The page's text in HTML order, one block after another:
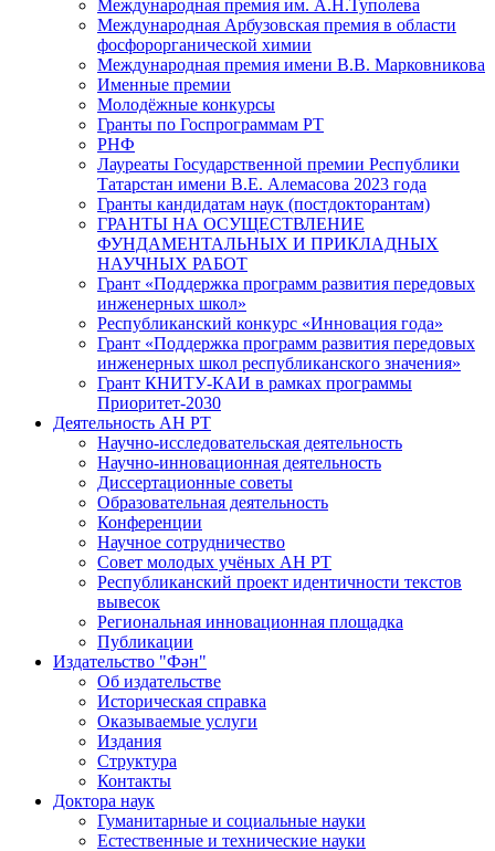
Международная премия им. А.Н.Туполева
Международная Арбузовская премия в области
фосфорорганической химии
Международная премия имени В.В. Марковникова
Именные премии
Молодёжные конкурсы
Гранты по Госпрограммам РТ
РНФ
Лауреаты Государственной премии Республики
Татарстан имени В.Е. Алемасова 2023 года
Гранты кандидатам наук (постдокторантам)
ГРАНТЫ НА ОСУЩЕСТВЛЕНИЕ
ФУНДАМЕНТАЛЬНЫХ И ПРИКЛАДНЫХ
НАУЧНЫХ РАБОТ
Грант «Поддержка программ развития передовых
инженерных школ»
Республиканский конкурс «Инновация года»
Грант «Поддержка программ развития передовых
инженерных школ республиканского значения»
Грант КНИТУ-КАИ в рамках программы
Приоритет-2030
Деятельность АН РТ
Научно-исследовательская деятельность
Научно-инновационная деятельность
Диссертационные советы
Образовательная деятельность
Конференции
Научное сотрудничество
Совет молодых учёных АН РТ
Республиканский проект идентичности текстов
вывесок
Региональная инновационная площадка
Публикации
Издательство "Фән"
Об издательстве
Историческая справка
Оказываемые услуги
Издания
Структура
Контакты
Доктора наук
Гуманитарные и социальные науки
Естественные и технические науки